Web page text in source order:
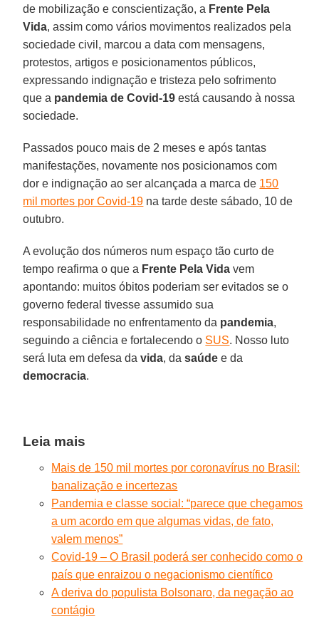
de mobilização e conscientização, a Frente Pela
Vida, assim como vários movimentos realizados pela
sociedade civil, marcou a data com mensagens,
protestos, artigos e posicionamentos públicos,
expressando indignação e tristeza pelo sofrimento
que a pandemia de Covid-19 está causando à nossa
sociedade.
Passados pouco mais de 2 meses e após tantas
manifestações, novamente nos posicionamos com
dor e indignação ao ser alcançada a marca de 150
mil mortes por Covid-19 na tarde deste sábado, 10 de
outubro.
A evolução dos números num espaço tão curto de
tempo reafirma o que a Frente Pela Vida vem
apontando: muitos óbitos poderiam ser evitados se o
governo federal tivesse assumido sua
responsabilidade no enfrentamento da pandemia,
seguindo a ciência e fortalecendo o SUS. Nosso luto
será luta em defesa davida, dasaúde e da
democracia.
Leia mais
Mais de 150 mil mortes por coronavírus no Brasil:
banalização e incertezas
Pandemia e classe social: “parece que chegamos
a um acordo em que algumas vidas, de fato,
valem menos”
Covid-19 – O Brasil poderá ser conhecido como o
país que enraizou o negacionismo científico
A deriva do populista Bolsonaro, da negação ao
contágio